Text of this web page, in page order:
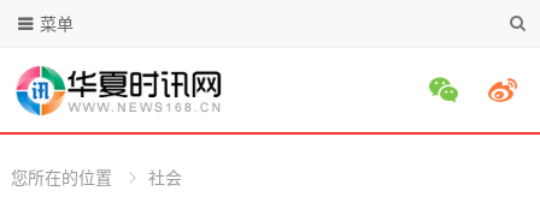
菜单
您所在的位置 社会